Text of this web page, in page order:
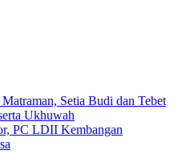
Setia Budi dan Tebet
Ukhuwah
PC LDII Kembangan